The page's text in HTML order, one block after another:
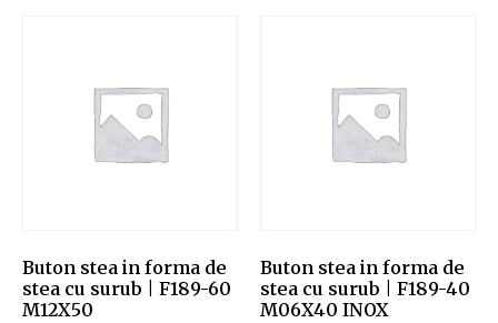
Buton stea in forma de
stea cu surub | F189-60
M12X50
Buton stea in forma de
stea cu surub | F189-40
M06X40 INOX